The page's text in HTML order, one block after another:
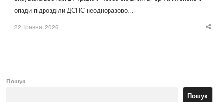
опади підрозділи ДСНС неодноразово…
22 Травня, 2026
Пошук
Пошук